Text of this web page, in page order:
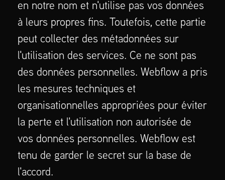
en notre nom et n'utilise pas vos données
à leurs propres fins. Toutefois, cette partie
peut collecter des métadonnées sur
l'utilisation des services. Ce ne sont pas
des données personnelles. Webflow a pris
les mesures techniques et
organisationnelles appropriées pour éviter
la perte et l'utilisation non autorisée de
vos données personnelles. Webflow est
tenu de garder le secret sur la base de
l'accord.